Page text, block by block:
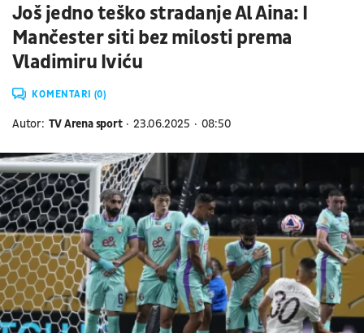
Još jedno teško stradanje Al Aina: I
Mančester siti bez milosti prema
Vladimiru Iviću
KOMENTARI (0)
Autor: TV Arena sport 23.06.2025 08:50